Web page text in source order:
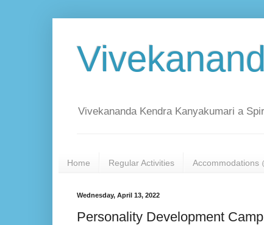
Vivekananda Kendra Kanyakumari a
Home Regular Activities Accommodations
Wednesday, April 13, 2022
Personality Development